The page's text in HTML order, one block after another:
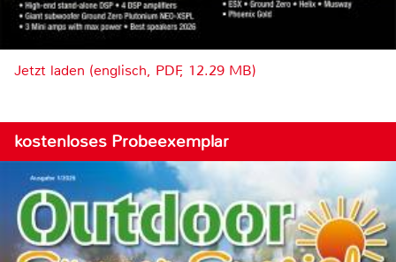
Jetzt laden (englisch, PDF, 12.29 MB)
kostenloses Probeexemplar